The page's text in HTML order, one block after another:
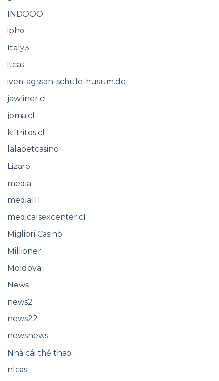
INDOOO
ipho
Italy3
itcas
iven-agssen-schule-husum.de
jawliner.cl
joma.cl
kiltritos.cl
lalabetcasino
Lizaro
media
media111
medicalsexcenter.cl
Migliori Casinò
Millioner
Moldova
News
news2
news22
newsnews
Nhà cái thể thao
nlcas